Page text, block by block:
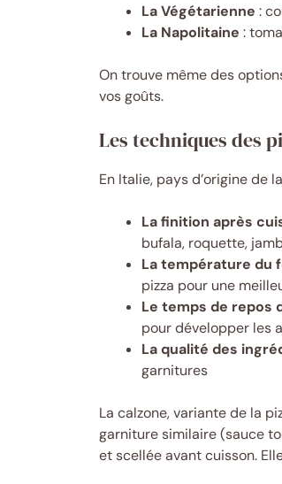
La Végétarienne :
La Napolitaine :
On trouve même des
vos goûts.
Les techniques des
En Italie, pays d’origine de
La finition après
bufala, roquette,
La température du
pizza pour une
Le temps de repos
pour développer les
La qualité des
garnitures
La calzone, variante de la
garniture similaire (sauce
et scellée avant cuisson.